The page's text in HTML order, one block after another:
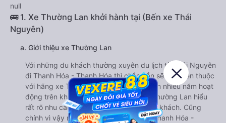
null
🚌 1. Xe Thường Lan khởi hành tại (Bến xe Thái
Nguyên)
a. Giới thiệu xe Thường Lan
Với những du khách thường xuyên du lịch từ Thái Nguyên
đi Thanh Hóa - Thanh Hóa thì chắc hẳn sẽ rất quen thuộc
với hãng xe Thường Lan. Với kinh nghiệm nhiều năm hoạt
động trên khá nhiều tuyến đường nên Thường Lan hiểu
rất rõ nhu cầu di chuyển của nhiều hành khách. Cũng
chính vì vậy mà nhà xe Thường Lan đi Thanh Hóa -